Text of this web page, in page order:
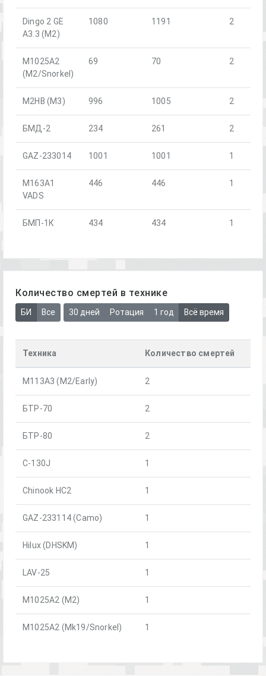
Dingo 2 GE
A3.3 (M2)
1080 1191 2
M1025A2
(M2/Snorkel)
69 70 2
M2HB (M3) 996 1005 2
БМД-2 234 261 2
GAZ-233014 1001 1001 1
M163A1
VADS
446 446 1
БМП-1К 434 434 1
Количество смертей в технике
БИ Все 30 дней Ротация 1 год Всё время
Техника Количество смертей
M113A3 (M2/Early) 2
БТР-70 2
БТР-80 2
C-130J 1
Chinook HC2 1
GAZ-233114 (Camo) 1
Hilux (DHSKM) 1
LAV-25 1
M1025A2 (M2) 1
M1025A2 (Mk19/Snorkel) 1